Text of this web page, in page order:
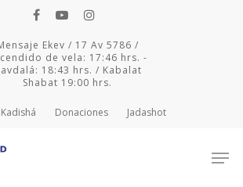
Ekev / 17 Av 5786 /
de vela: 17:46 hrs. -
18:43 hrs. / Kabalat
Shabat 19:00 hrs.
Donaciones Jadashot